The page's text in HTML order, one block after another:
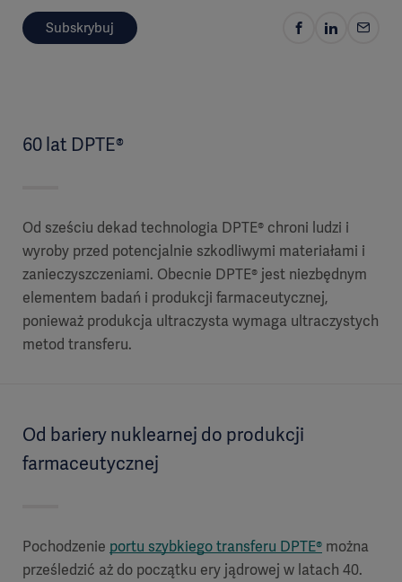
Subskrybuj
60 lat DPTE®
Od sześciu dekad technologia DPTE® chroni ludzi i
wyroby przed potencjalnie szkodliwymi materiałami i
zanieczyszczeniami. Obecnie DPTE® jest niezbędnym
elementem badań i produkcji farmaceutycznej,
ponieważ produkcja ultraczysta wymaga ultraczystych
metod transferu.
Od bariery nuklearnej do produkcji
farmaceutycznej
Pochodzenie portu szybkiego transferu DPTE® można
prześledzić aż do początku ery jądrowej w latach 40.